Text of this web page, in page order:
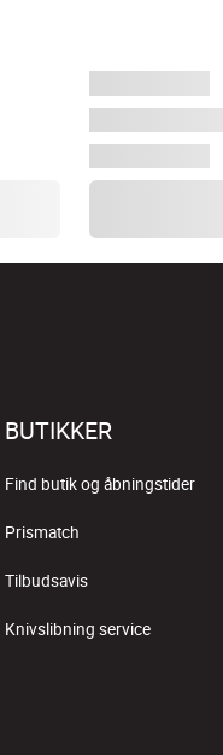
BUTIKKER
Find butik og åbningstider
Prismatch
Tilbudsavis
Knivslibning service